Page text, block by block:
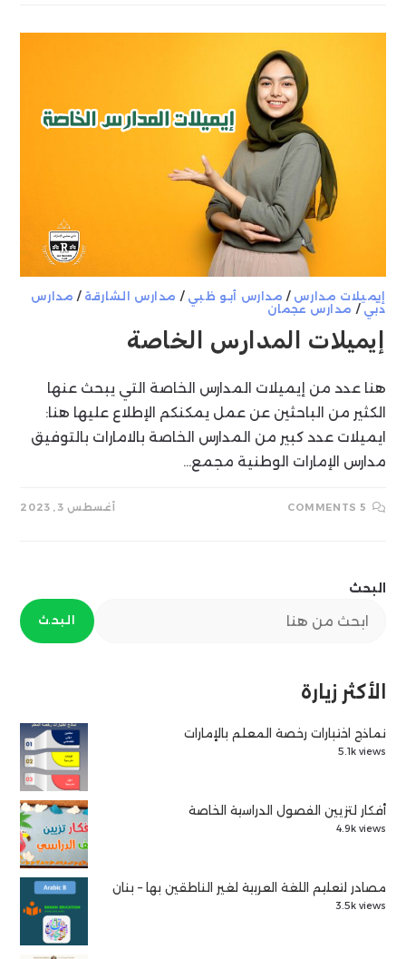
إيميلات مدارس / مدارس أبو ظبي / مدارس الشارقة / مدارس
دبي / مدارس عجمان
إيميلات المدارس الخاصة
هنا عدد من إيميلات المدارس الخاصة التي يبحث عنها
الكثير من الباحثين عن عمل يمكنكم الإطلاع عليها هنا:
ايميلات عدد كبير من المدارس الخاصة بالامارات بالتوفيق
مدارس الإمارات الوطنية مجمع…
5 COMMENTS أغسطس 3, 2023
البحث
البحث
الأكثر زيارة
نماذج اختبارات رخصة المعلم بالإمارات
5.1k views
أفكار لتزيين الفصول الدراسية الخاصة
4.9k views
مصادر لتعليم اللغة العربية لغير الناطقين بها – بنان
3.5k views